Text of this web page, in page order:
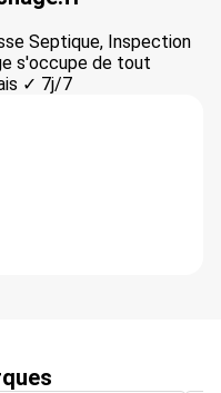
Septique, Inspection
s'occupe de tout
✓ 7j/7